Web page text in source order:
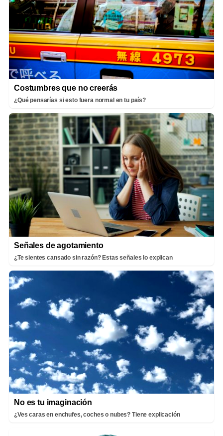
Costumbres que no creerás
¿Qué pensarías si esto fuera normal en tu país?
Señales de agotamiento
¿Te sientes cansado sin razón? Estas señales lo explican
No es tu imaginación
¿Ves caras en enchufes, coches o nubes? Tiene explicación